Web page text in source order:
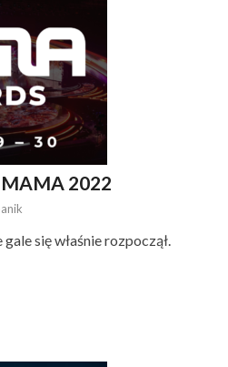
2022
się właśnie rozpoczął.